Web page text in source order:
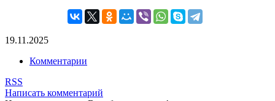
19.11.2025
Комментарии
RSS
Написать комментарий